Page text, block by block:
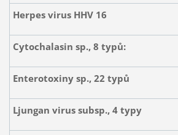
Herpes virus HHV 16
Cytochalasin sp., 8 typů:
Enterotoxiny sp., 22 typů
Ljungan virus subsp., 4 typy